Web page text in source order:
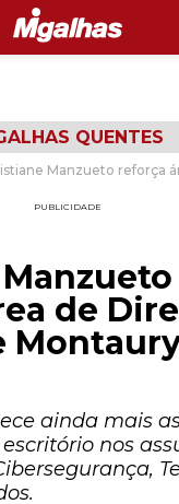
QUENTES
Manzueto reforça
PUBLICIDADE
de
ainda mais
nos